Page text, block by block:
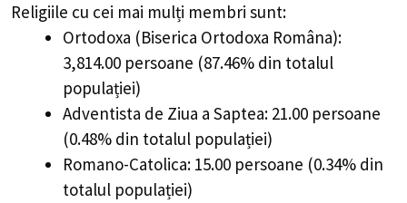
Religiile cu cei mai mulți membri sunt:
Ortodoxa (Biserica Ortodoxa Româna):
3,814.00 persoane (87.46% din totalul
populației)
Adventista de Ziua a Saptea: 21.00 persoane
(0.48% din totalul populației)
Romano-Catolica: 15.00 persoane (0.34% din
totalul populației)